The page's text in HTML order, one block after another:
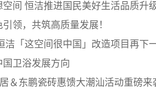
空间 恒洁推进国民美好生活品质升
领，共筑高质量发展！
洁「这空间很中国」改造项目再下
卫浴发展方向
＆东鹏瓷砖惠馈大潮汕活动重磅来